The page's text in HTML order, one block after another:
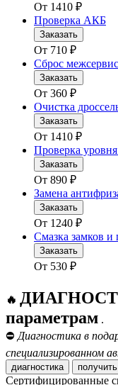
От 1410 ₽
Проверка АКБ
Заказать
От 710 ₽
Сброс
Заказать
От 360 ₽
Очистка
Заказать
От 1410 ₽
Проверка
Заказать
От 890 ₽
Замена
Заказать
От 1240 ₽
Смазка замков и
Заказать
От 530 ₽
🔥
параметрам .
⛔ Диагностика в
специализированном
диагностика
Сертифицированные